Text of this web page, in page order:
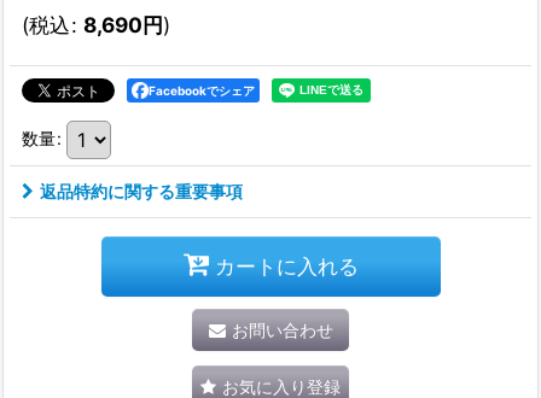
(税込: 8,690円)
Facebookでシェア
数量:
返品特約に関する重要事項
カートに入れる
お問い合わせ
お気に入り登録